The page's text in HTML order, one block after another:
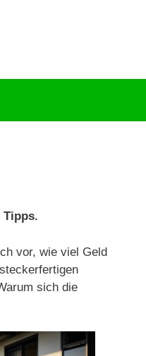
Tipps.
vor, wie viel Geld
sich die